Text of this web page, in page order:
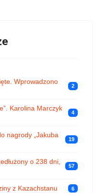
Wprowadzono
2
Karolina Marczyk
4
nagrody „Jakuba
19
o 238 dni,
57
z Kazachstanu 6